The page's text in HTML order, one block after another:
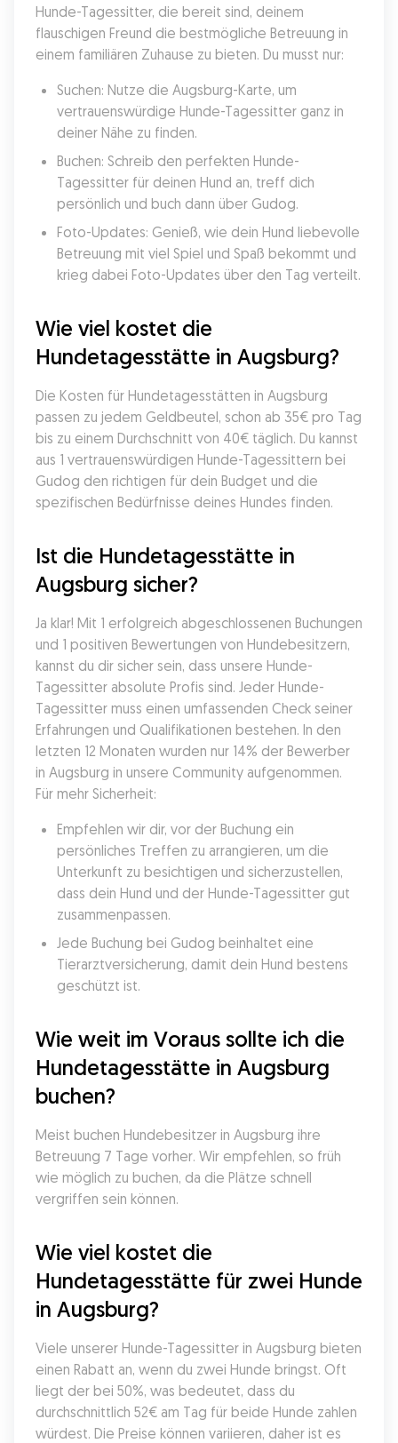
Hunde-Tagessitter, die bereit sind, deinem
flauschigen Freund die bestmögliche Betreuung in
einem familiären Zuhause zu bieten. Du musst nur:
Suchen: Nutze die Augsburg-Karte, um
vertrauenswürdige Hunde-Tagessitter ganz in
deiner Nähe zu finden.
Buchen: Schreib den perfekten Hunde-
Tagessitter für deinen Hund an, treff dich
persönlich und buch dann über Gudog.
Foto-Updates: Genieß, wie dein Hund liebevolle
Betreuung mit viel Spiel und Spaß bekommt und
krieg dabei Foto-Updates über den Tag verteilt.
Wie viel kostet die
Hundetagesstätte in Augsburg?
Die Kosten für Hundetagesstätten in Augsburg
passen zu jedem Geldbeutel, schon ab 35€ pro Tag
bis zu einem Durchschnitt von 40€ täglich. Du kannst
aus 1 vertrauenswürdigen Hunde-Tagessittern bei
Gudog den richtigen für dein Budget und die
spezifischen Bedürfnisse deines Hundes finden.
Ist die Hundetagesstätte in
Augsburg sicher?
Ja klar! Mit 1 erfolgreich abgeschlossenen Buchungen
und 1 positiven Bewertungen von Hundebesitzern,
kannst du dir sicher sein, dass unsere Hunde-
Tagessitter absolute Profis sind. Jeder Hunde-
Tagessitter muss einen umfassenden Check seiner
Erfahrungen und Qualifikationen bestehen. In den
letzten 12 Monaten wurden nur 14% der Bewerber
in Augsburg in unsere Community aufgenommen.
Für mehr Sicherheit:
Empfehlen wir dir, vor der Buchung ein
persönliches Treffen zu arrangieren, um die
Unterkunft zu besichtigen und sicherzustellen,
dass dein Hund und der Hunde-Tagessitter gut
zusammenpassen.
Jede Buchung bei Gudog beinhaltet eine
Tierarztversicherung, damit dein Hund bestens
geschützt ist.
Wie weit im Voraus sollte ich die
Hundetagesstätte in Augsburg
buchen?
Meist buchen Hundebesitzer in Augsburg ihre
Betreuung 7 Tage vorher. Wir empfehlen, so früh
wie möglich zu buchen, da die Plätze schnell
vergriffen sein können.
Wie viel kostet die
Hundetagesstätte für zwei Hunde
in Augsburg?
Viele unserer Hunde-Tagessitter in Augsburg bieten
einen Rabatt an, wenn du zwei Hunde bringst. Oft
liegt der bei 50%, was bedeutet, dass du
durchschnittlich 52€ am Tag für beide Hunde zahlen
würdest. Die Preise können variieren, daher ist es